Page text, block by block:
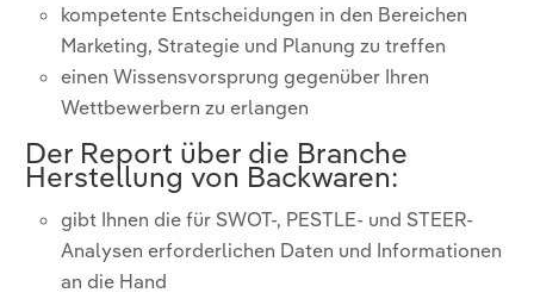
kompetente Entscheidungen in den Bereichen
Marketing, Strategie und Planung zu treffen
einen Wissensvorsprung gegenüber Ihren
Wettbewerbern zu erlangen
Der Report über die Branche
Herstellung von Backwaren:
gibt Ihnen die für SWOT-, PESTLE- und STEER-
Analysen erforderlichen Daten und Informationen
an die Hand